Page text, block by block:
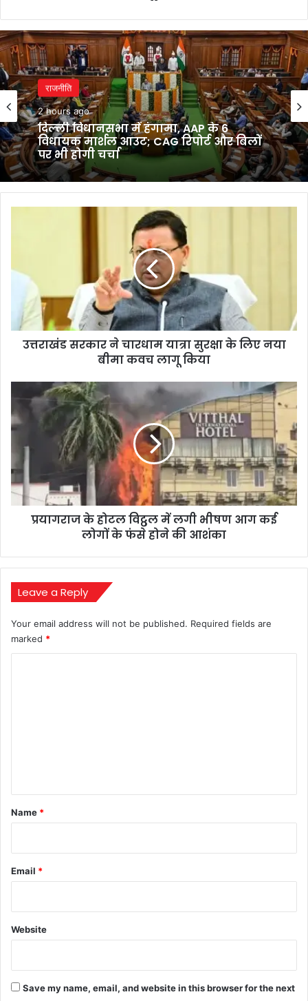
राजनीति
2 hours ago
दिल्ली विधानसभा में हंगामा, AAP के 6
विधायक मार्शल आउट; CAG रिपोर्ट और बिलों
पर भी होगी चर्चा
यात्रा
लिए
नया
बीमाउत्तराखंड सरकार ने चारधाम यात्रा सुरक्षा के लिए नया
बीमा कवच लागू किया
प्रयागराज
होटल
विट्ठल
भीषण
आग
कई
आशंका
प्रयागराज के होटल विट्ठल में लगी भीषण आग कई
लोगों के फंसे होने की आशंका
Leave a Reply
Your email address will not be published. Required fields are
marked *
*
Name *
Email *
Website
Save my name, email, and website in this browser for the next